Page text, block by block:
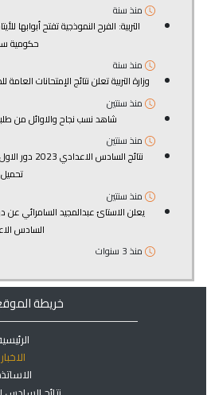
منذ سنة
التربية: الفرح النموذجية تفتح أبوابها
حكومية
منذ سنة
وزارة التربية تعلن نتائج الإمتحانات
منذ سنتين
شاهد نسب نجاح والاوائل من طلبة
منذ سنتين
نتائج السادس
تحميل
منذ سنتين
يعلن الاستائ عبدالمجيد السامرائي عن
السادس
منذ 3 سنوات
خريطة الموقع
الرئيسية
الاخبار
الاساتذة